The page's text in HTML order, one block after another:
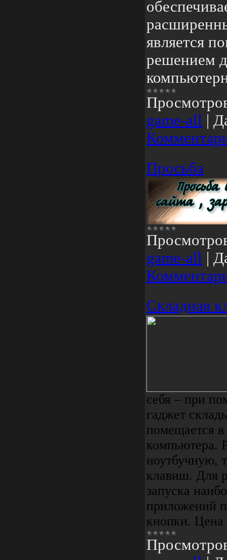
является
решением
game-all
Просьба
game-all
Складная
себя – при
гаджет
помещается
компьютера.
ноутбучную,
клавиш. Для
запуска
приложений
кнопки. Цена